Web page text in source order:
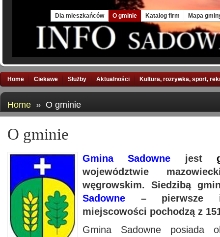
Dla mieszkańców O gminie Katalog firm Mapa
Home Ciekawe Służby Aktualności Kultura, rozrywka, sport,
Home » O gminie
O gminie
Gmina Sadowne jest
województwie
węgrowskim. Siedzibą
Sadowne – pierwsze
miejscowości pochodzą z
Gmina Sadowne posiada